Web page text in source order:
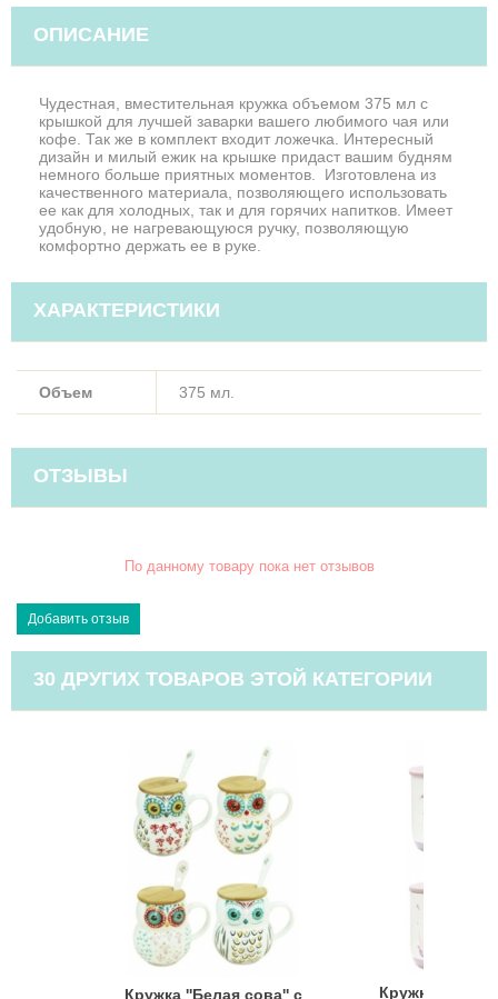
ОПИСАНИЕ
Чудестная, вместительная кружка объемом 375 мл с
крышкой для лучшей заварки вашего любимого чая или
кофе. Так же в комплект входит ложечка. Интересный
дизайн и милый ежик на крышке придаст вашим будням
немного больше приятных моментов. Изготовлена из
качественного материала, позволяющего использовать
ее как для холодных, так и для горячих напитков. Имеет
удобную, не нагревающуюся ручку, позволяющую
комфортно держать ее в руке.
ХАРАКТЕРИСТИКИ
Объем 375 мл.
ОТЗЫВЫ
По данному товару пока нет отзывов
30 ДРУГИХ ТОВАРОВ ЭТОЙ КАТЕГОРИИ
Кружка ''Белая сова'' с
Кружка с